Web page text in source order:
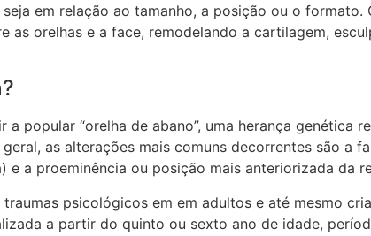
em relação ao tamanho, a posição ou o formato.
orelhas e a face, remodelando a cartilagem,
popular “orelha de abano”, uma herança genética
as alterações mais comuns decorrentes são a
a proeminência ou posição mais anteriorizada da
psicológicos em em adultos e até mesmo
a partir do quinto ou sexto ano de idade,